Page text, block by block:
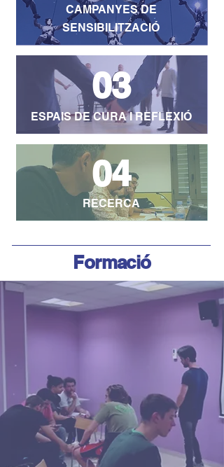
CAMPANYES DE
SENSIBILITZACIÓ
03
ESPAIS DE CURA I REFLEXIÓ
04
RECERCA
Formació